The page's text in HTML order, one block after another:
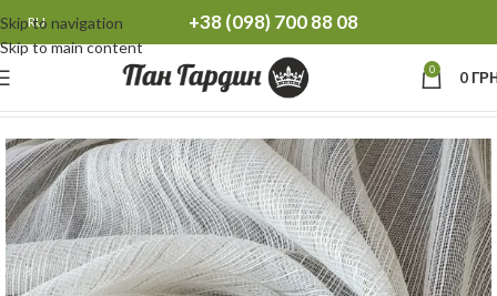
Skip to navigation
Skip to main content
RU +38 (098) 700 88 08
0 0
Главная Тюль однотонная